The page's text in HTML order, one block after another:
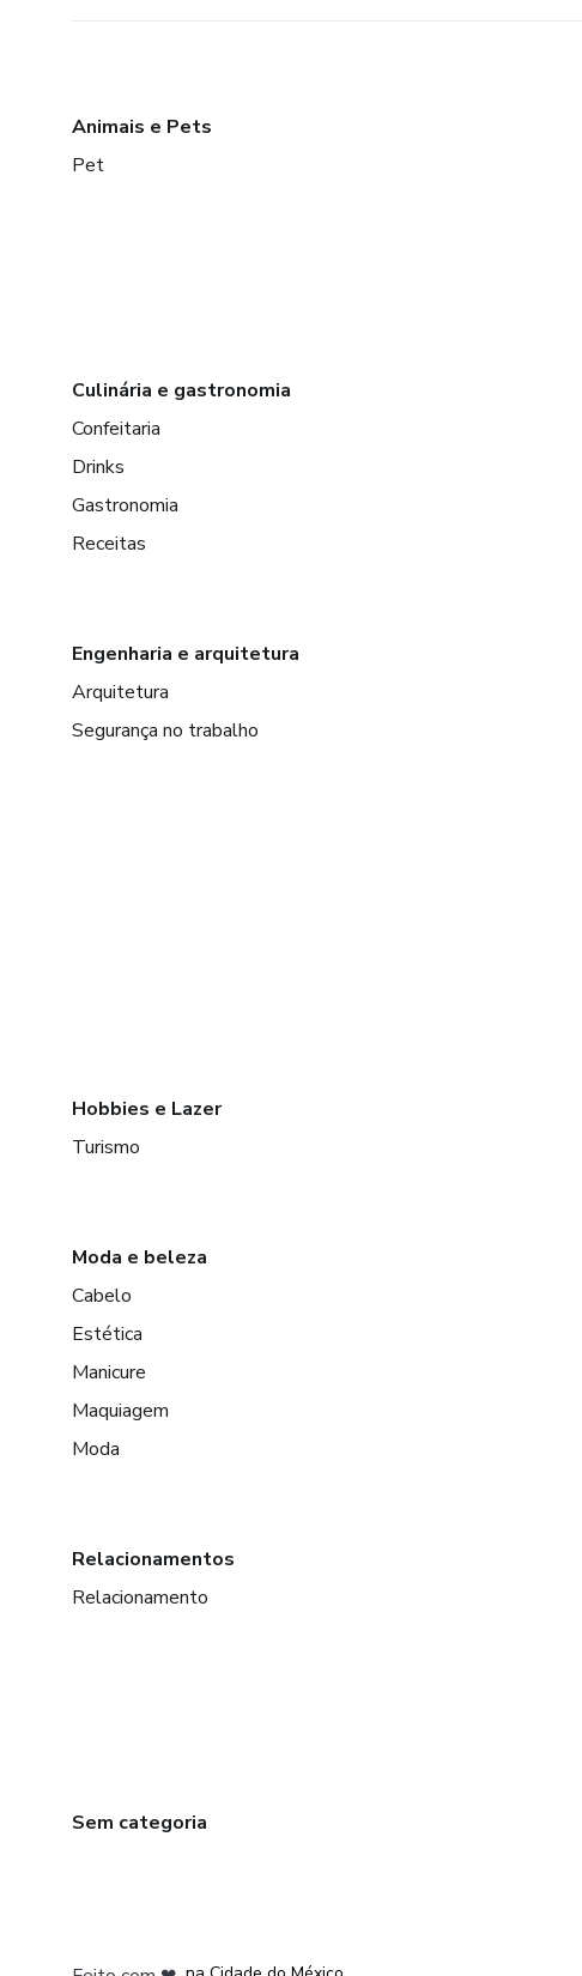
Animais e Pets
Pet
Culinária e gastronomia
Confeitaria
Drinks
Gastronomia
Receitas
Engenharia e arquitetura
Arquitetura
Segurança no trabalho
Hobbies e Lazer
Turismo
Moda e beleza
Cabelo
Estética
Manicure
Maquiagem
Moda
Relacionamentos
Relacionamento
Sem categoria
na Cidade do México